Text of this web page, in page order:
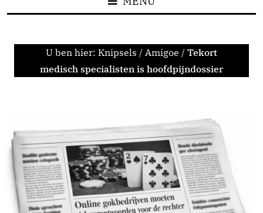
U ben hier: Knipsels / Amigoe / Tekort
medisch specialisten is hoofdpijndossier